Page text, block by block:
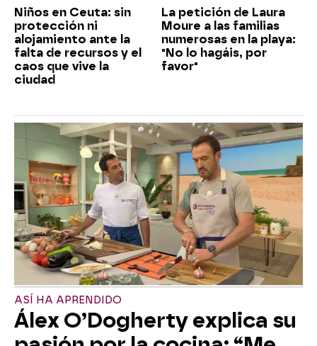
Niños en Ceuta: sin
protección ni
alojamiento ante la
falta de recursos y el
caos que vive la
ciudad
La petición de Laura
Moure a las familias
numerosas en la playa:
"No lo hagáis, por
favor"
ASÍ HA APRENDIDO
Álex O’Dogherty explica su